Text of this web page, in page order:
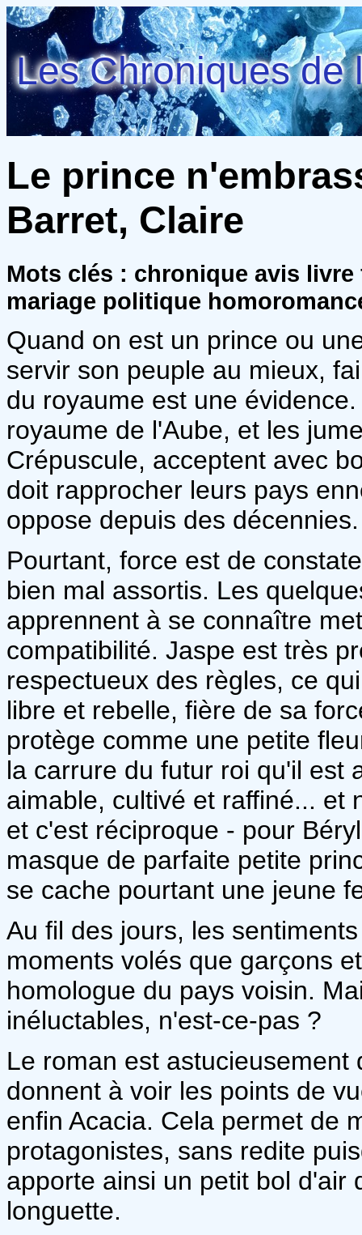
Les Chroniques de
Le prince
Barret, Claire
Mots clés : chronique avis
mariage politique
Quand on est un prince ou
servir son peuple au mieux,
du royaume est une
royaume de l'Aube, et les
Crépuscule, acceptent avec
doit rapprocher leurs pays
oppose depuis des décennies.
Pourtant, force est de
bien mal assortis. Les
apprennent à se connaître
compatibilité. Jaspe est très
respectueux des règles, ce
libre et rebelle, fière de sa
protège comme une petite
la carrure du futur roi qu'il est
aimable, cultivé et raffiné... et
et c'est réciproque - pour
masque de parfaite petite
se cache pourtant une jeune
Au fil des jours, les
moments volés que garçons
homologue du pays voisin.
inéluctables, n'est-ce-pas ?
Le roman est
donnent à voir les points de
enfin Acacia. Cela permet de
protagonistes, sans redite
apporte ainsi un petit bol d'air
longuette.